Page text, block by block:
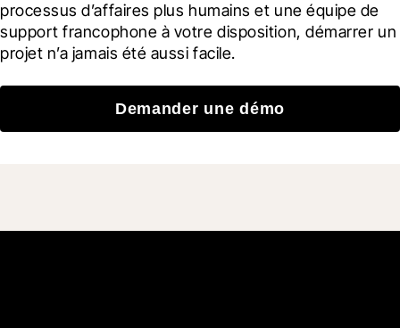
processus d’affaires plus humains et une équipe de
support francophone à votre disposition, démarrer un
projet n’a jamais été aussi facile.
Demander une démo